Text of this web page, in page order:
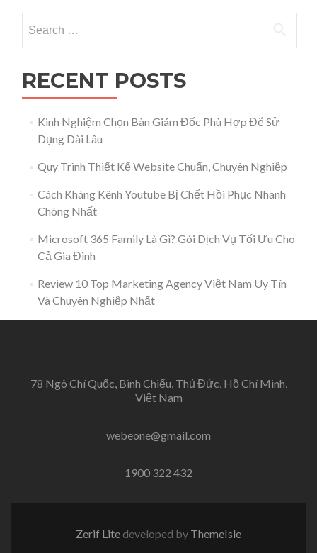
RECENT POSTS
Kinh Nghiệm Chọn Bàn Giám Đốc Phù Hợp Để Sử
Dụng Dài Lâu
Quy Trình Thiết Kế Website Chuẩn, Chuyên Nghiệp
Cách Kháng Kênh Youtube Bị Chết Hồi Phục Nhanh
Chóng Nhất
Microsoft 365 Family Là Gì? Gói Dịch Vụ Tối Ưu Cho
Cả Gia Đình
Review 10 Top Marketing Agency Việt Nam Uy Tín
Và Chuyên Nghiệp Nhất
78 Ngô Chí Quốc, Bình Chiểu, Thủ Đức, Hồ Chí Minh,
Việt Nam
webeone@gmail.com
1900 322 432
Zerif Lite developed by ThemeIsle